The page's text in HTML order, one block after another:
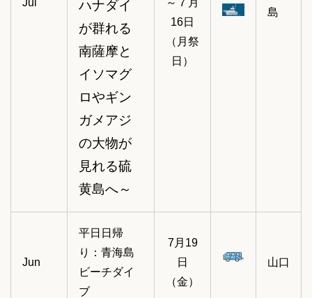
ハナダイ
が群れる
南薩摩と
イソマグ
ロやギン
ガメアジ
の大物が
見れる硫
黄島へ～
16日
（月祭
日）
島
Jun
平日日帰
り：青海島
ビーチダイ
ブ
7月19
日
（金）
山口